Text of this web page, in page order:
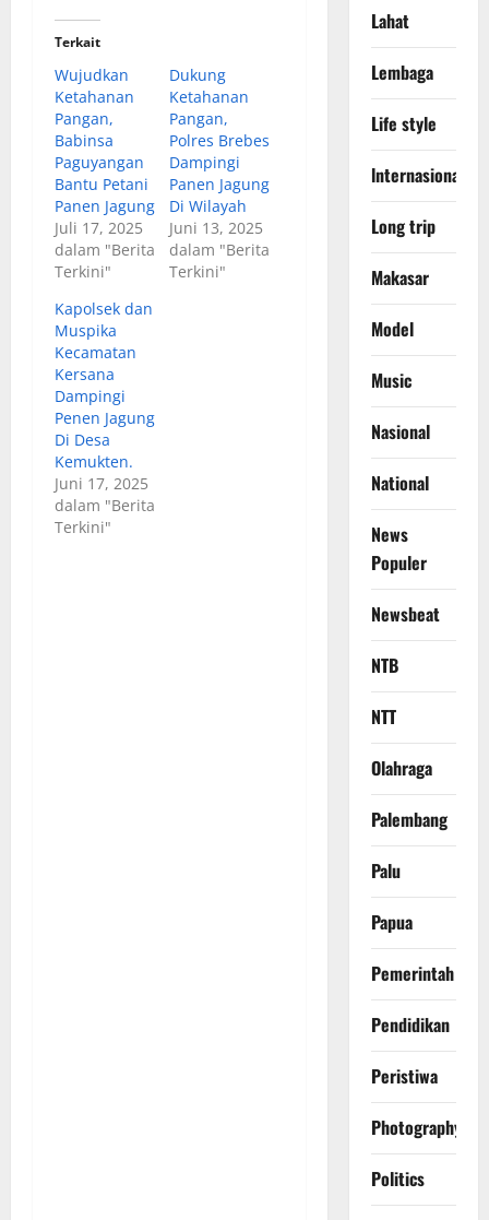
Terkait
Wujudkan
Ketahanan
Pangan,
Babinsa
Paguyangan
Bantu Petani
Panen Jagung
Juli 17, 2025
dalam "Berita
Terkini"
Dukung
Ketahanan
Pangan,
Polres Brebes
Dampingi
Panen Jagung
Di Wilayah
Juni 13, 2025
dalam "Berita
Terkini"
Kapolsek dan
Muspika
Kecamatan
Kersana
Dampingi
Penen Jagung
Di Desa
Kemukten.
Juni 17, 2025
dalam "Berita
Terkini"
Lahat
Lembaga
Life style
lnternasional
Long trip
Makasar
Model
Music
Nasional
National
News
Populer
Newsbeat
NTB
NTT
Olahraga
Palembang
Palu
Papua
Pemerintah
Pendidikan
Peristiwa
Photography
Politics